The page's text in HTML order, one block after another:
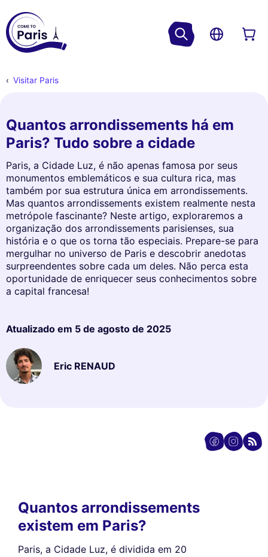
Visitar Paris
Quantos arrondissements há em
Paris? Tudo sobre a cidade
Paris, a Cidade Luz, é não apenas famosa por seus
monumentos emblemáticos e sua cultura rica, mas
também por sua estrutura única em arrondissements.
Mas quantos arrondissements existem realmente nesta
metrópole fascinante? Neste artigo, exploraremos a
organização dos arrondissements parisienses, sua
história e o que os torna tão especiais. Prepare-se para
mergulhar no universo de Paris e descobrir anedotas
surpreendentes sobre cada um deles. Não perca esta
oportunidade de enriquecer seus conhecimentos sobre
a capital francesa!
Atualizado em 5 de agosto de 2025
Eric RENAUD
Quantos arrondissements
existem em Paris?
Paris, a Cidade Luz, é dividida em 20